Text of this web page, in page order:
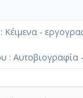
να διακρίνουμε
αυτό να
-
: Αυτοβιογραφία